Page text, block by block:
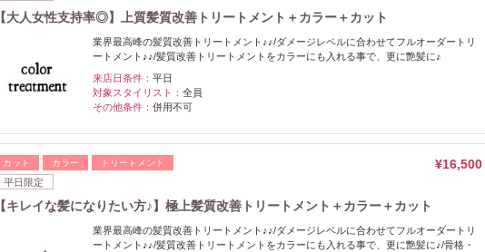
【大人女性支持率◎】上質髪質改善トリートメント＋カラー＋カット
業界最高峰の髪質改善トリートメント♪♪/ダメージレベルに合わせてフルオーダートリ
ートメント♪♪/髪質改善トリートメントをカラーにも入れる事で、更に艶髪に♪
来店日条件： 平日
対象スタイリスト： 全員
その他条件： 併用不可
カット カラー トリートメント
平日限定
¥16,500
【キレイな髪になりたい方♪】極上髪質改善トリートメント＋カラー＋カット
業界最高峰の髪質改善トリートメント♪♪/ダメージレベルに合わせてフルオーダートリ
ートメント♪♪/髪質改善トリートメントをカラーにも入れる事で、更に艶髪に♪/骨格・